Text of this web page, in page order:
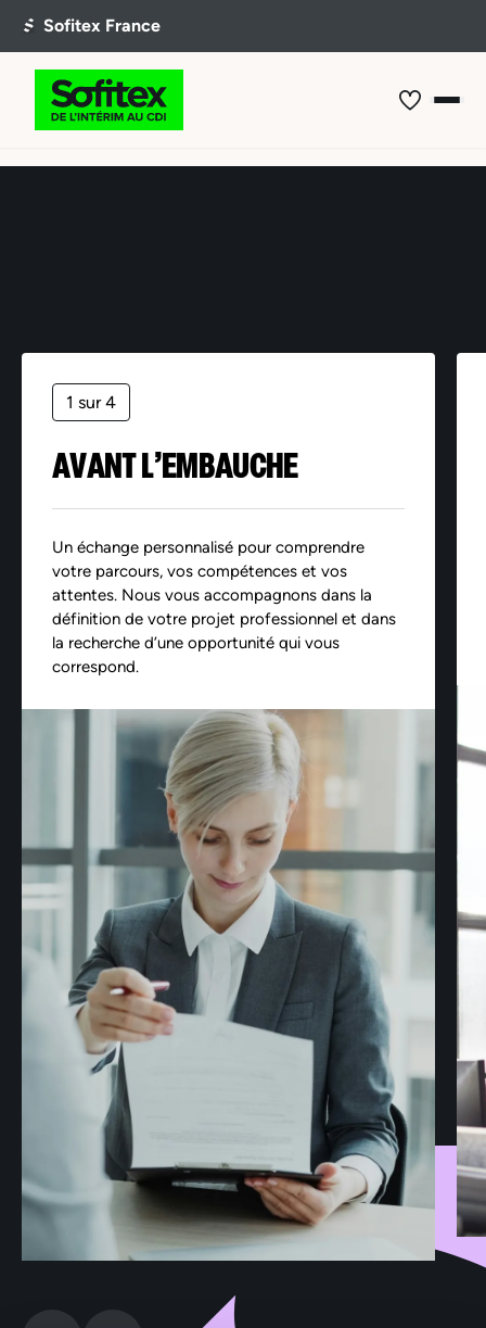
1 sur 4
AVANT L’EMBAUCHE
Un échange personnalisé pour comprendre
votre parcours, vos compétences et vos
attentes. Nous vous accompagnons dans la
définition de votre projet professionnel et dans
la recherche d’une opportunité qui vous
correspond.